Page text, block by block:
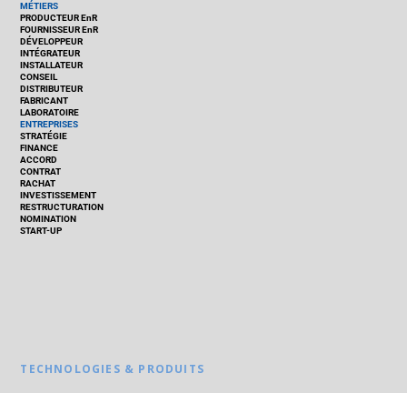
MÉTIERS
PRODUCTEUR EnR
FOURNISSEUR EnR
DÉVELOPPEUR
INTÉGRATEUR
INSTALLATEUR
CONSEIL
DISTRIBUTEUR
FABRICANT
LABORATOIRE
ENTREPRISES
STRATÉGIE
FINANCE
ACCORD
CONTRAT
RACHAT
INVESTISSEMENT
RESTRUCTURATION
NOMINATION
START-UP
TECHNOLOGIES & PRODUITS